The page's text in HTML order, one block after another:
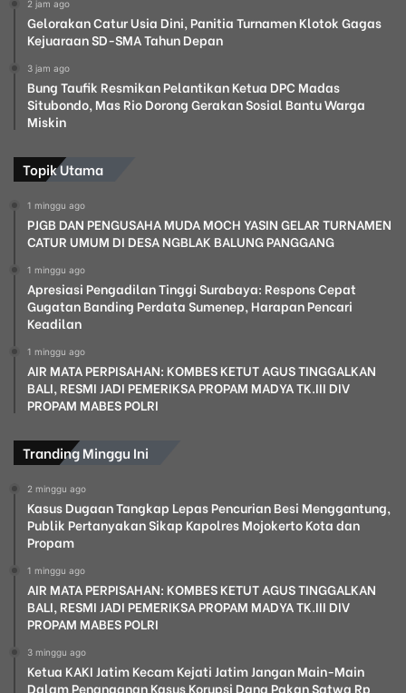
2 jam ago
Gelorakan Catur Usia Dini, Panitia Turnamen Klotok Gagas
Kejuaraan SD-SMA Tahun Depan
3 jam ago
Bung Taufik Resmikan Pelantikan Ketua DPC Madas
Situbondo, Mas Rio Dorong Gerakan Sosial Bantu Warga
Miskin
Topik Utama
1 minggu ago
PJGB DAN PENGUSAHA MUDA MOCH YASIN GELAR TURNAMEN
CATUR UMUM DI DESA NGBLAK BALUNG PANGGANG
1 minggu ago
Apresiasi Pengadilan Tinggi Surabaya: Respons Cepat
Gugatan Banding Perdata Sumenep, Harapan Pencari
Keadilan
1 minggu ago
AIR MATA PERPISAHAN: KOMBES KETUT AGUS TINGGALKAN
BALI, RESMI JADI PEMERIKSA PROPAM MADYA TK.III DIV
PROPAM MABES POLRI
Tranding Minggu Ini
2 minggu ago
Kasus Dugaan Tangkap Lepas Pencurian Besi Menggantung,
Publik Pertanyakan Sikap Kapolres Mojokerto Kota dan
Propam
1 minggu ago
AIR MATA PERPISAHAN: KOMBES KETUT AGUS TINGGALKAN
BALI, RESMI JADI PEMERIKSA PROPAM MADYA TK.III DIV
PROPAM MABES POLRI
3 minggu ago
Ketua KAKI Jatim Kecam Kejati Jatim Jangan Main-Main
Dalam Penanganan Kasus Korupsi Dana Pakan Satwa Rp